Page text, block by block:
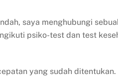
saya menghubungi
psiko-test dan test
yang sudah